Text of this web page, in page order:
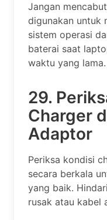
Jangan
digunakan untuk
sistem operasi
baterai saat
waktu yang lama.
29.
Charger
Adaptor
Periksa kondisi
secara berkala
yang baik.
rusak atau kabel